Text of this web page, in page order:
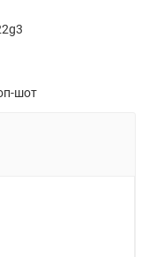
шот